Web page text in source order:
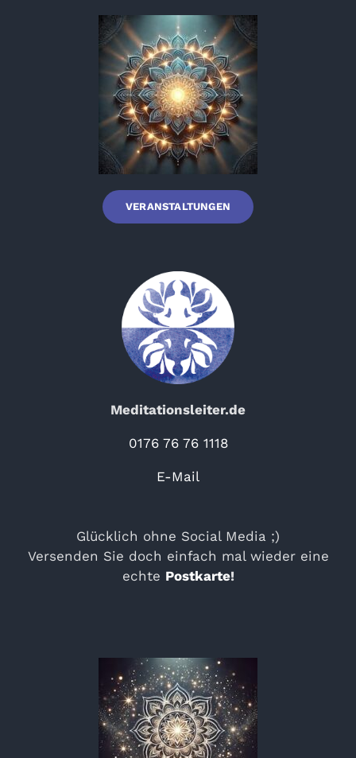
VERANSTALTUNGEN
Meditationsleiter.de
0176 76 76 1118
E-Mail
Glücklich ohne Social Media ;)
Versenden Sie doch einfach mal wieder eine
echte Postkarte!